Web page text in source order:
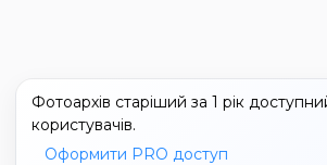
Фотоархів старіший за 1 рік
користувачів.
Оформити PRO доступ